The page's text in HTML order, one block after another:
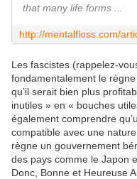
that many life forms ...
Les fascistes (rappelez-
fondamentalement le
qu’il serait bien plus
inutiles » en « bouches
également comprendre
compatible avec une
règne un gouvernement
des pays comme le Japon
Donc, Bonne et Heureuse